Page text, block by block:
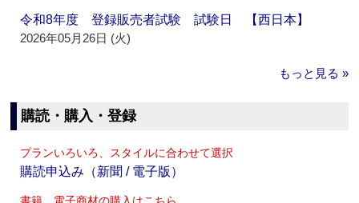
令和8年度 登録販売者試験 試験日 【西日本】
2026年05月26日 (火)
もっと見る »
購読・購入・登録
プランいろいろ、スタイルに合わせて選択
購読申込み（新聞 / 電子版）